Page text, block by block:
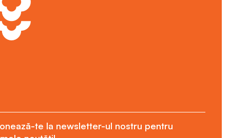
te la newsletter-ul nostru pentru